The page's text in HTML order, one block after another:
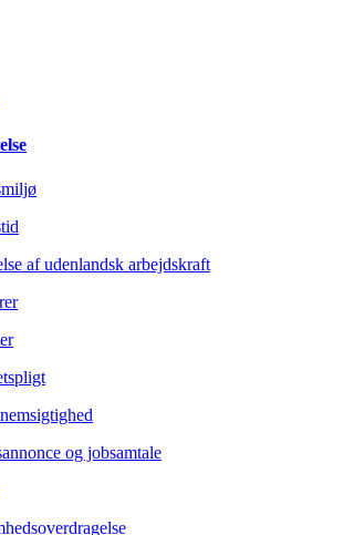
af udenlandsk arbejdskraft
og jobsamtale